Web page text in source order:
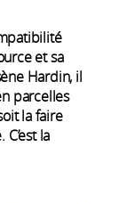
et sa
Hardin, il
parcelles
la faire
la